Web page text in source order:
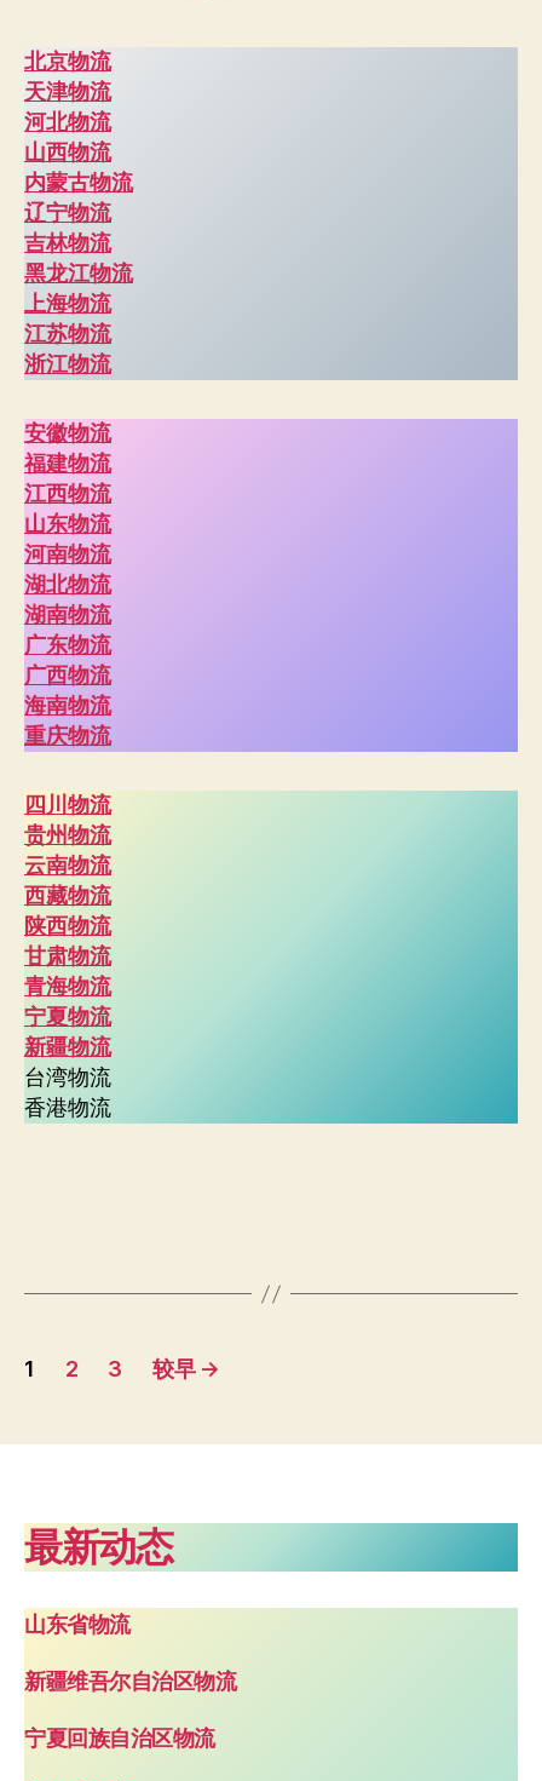
北京物流
天津物流
河北物流
山西物流
内蒙古物流
辽宁物流
吉林物流
黑龙江物流
上海物流
江苏物流
浙江物流
安徽物流
福建物流
江西物流
山东物流
河南物流
湖北物流
湖南物流
广东物流
广西物流
海南物流
重庆物流
四川物流
贵州物流
云南物流
西藏物流
陕西物流
甘肃物流
青海物流
宁夏物流
新疆物流
台湾物流
香港物流
文
分
1 2 3 较早 →
最新动态
山东省物流
新疆维吾尔自治区物流
宁夏回族自治区物流